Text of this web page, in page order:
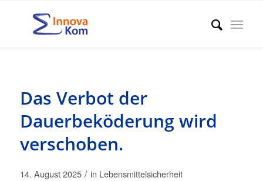
Das Verbot der
Dauerbeköderung wird
verschoben.
14. August 2025 / in Lebensmittelsicherheit